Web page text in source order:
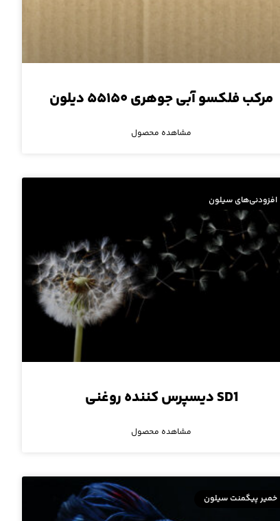
مرکب فلکسو آبی جوهری ۵۵۱۵۰ دیلون
مشاهده محصول
افزودنی‌های سیلون
SD1 دیسپرس کننده‌ روغنی
مشاهده محصول
خمیر پیگمنت سیلون